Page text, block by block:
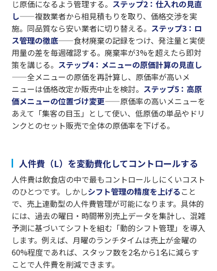
じ原価になるよう管理する。 ステップ2：仕入れの見直
し——複数業者から相見積もりを取り、価格交渉を実
施。同品質なら安い業者に切り替える。 ステップ3：ロ
ス管理の徹底——食材廃棄の記録をつけ、発注量と実使
用量の差を毎週確認する。廃棄率が3%を超えたら即対
策を講じる。 ステップ4：メニューの原価計算の見直し
——全メニューの原価を再計算し、原価率が高いメ
ニューは価格改定か販売中止を検討。 ステップ5：高原
価メニューの位置づけ変更——原価率の高いメニューを
あえて「集客の目玉」として使い、低原価の単品やドリ
ンクとのセット販売で全体の原価率を下げる。
人件費（L）を変動費化してコントロールする
人件費は飲食店の中で最もコントロールしにくいコスト
のひとつです。しかしシフト管理の精度を上げる こと
で、売上連動型の人件費管理が可能になります。具体的
には、過去の曜日・時間帯別売上データを集計し、混雑
予測に基づいてシフトを組む「動的シフト管理」を導入
します。例えば、月曜のランチタイムは売上が金曜の
60%程度であれば、スタッフ数を2名から1名に減らす
ことで人件費を削減できます。